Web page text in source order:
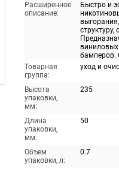
Расширенное
описание:
Быстро и
бамперов.
Товарная
группа:
уход и
Высота
упаковки,
мм:
235
Длина
упаковки,
мм:
50
Объем
упаковки, л:
0.7